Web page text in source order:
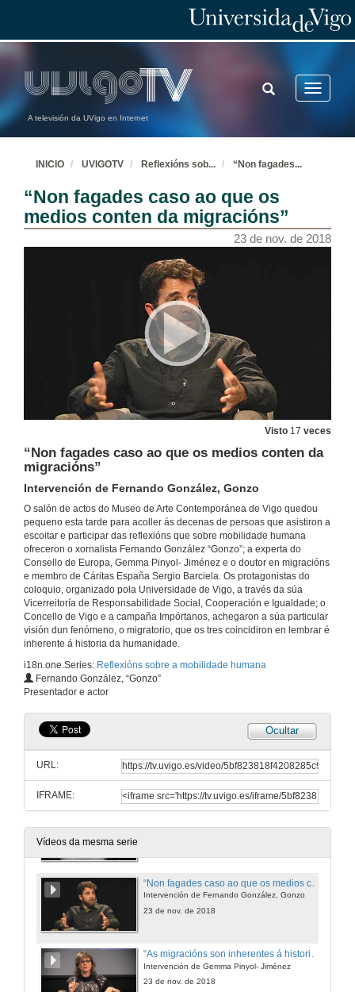
A televisión da UVigo en Internet
Toggle
TOGGLE
SEARCH
INICIO UVIGOTV Reflexións sob... “Non fagades...
“Non fagades caso ao que os
medios conten da migracións”
23 de nov. de 2018
Visto 17 veces
“Non fagades caso ao que os medios conten da
migracións”
Intervención de Fernando González, Gonzo
O salón de actos do Museo de Arte Contemporánea de Vigo quedou
pequeno esta tarde para acoller ás decenas de persoas que asistiron a
escoitar e participar das reflexións que sobre mobilidade humana
ofreceron o xornalista Fernando González “Gonzo”; a experta do
Consello de Europa, Gemma Pinyol- Jiménez e o doutor en migracións
e membro de Cáritas España Sergio Barciela. Os protagonistas do
coloquio, organizado pola Universidade de Vigo, a través da súa
Vicerreitoría de Responsabilidade Social, Cooperación e Igualdade; o
Concello de Vigo e a campaña Impórtanos, achegaron a súa particular
visión dun fenómeno, o migratorio, que os tres coincidiron en lembrar é
inherente á historia da humanidade.
i18n.one.Series: Reflexións sobre a mobilidade humana
Fernando González, “Gonzo”
Presentador e actor
Ocultar
URL:
IFRAME:
Vídeos da mesma serie
Presentación dos compoñentes do coloquio
Intervención de Fernando González, Gonzo
23 de nov. de 2018
“As migracións son inherentes á historia da humanidade“
Intervención de Gemma Pinyol- Jiménez
23 de nov. de 2018